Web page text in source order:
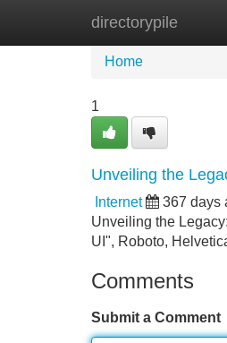
directorypile
Home
Home
1
Unveiling the
Internet 367 days
Unveiling the
UI", Roboto,
Comments
Submit a Comment